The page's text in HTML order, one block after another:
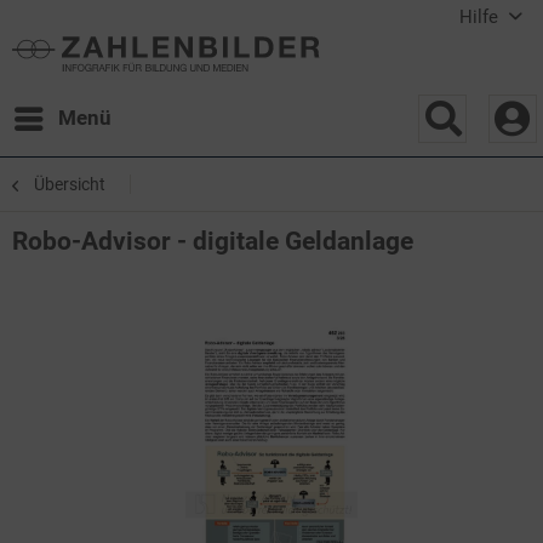
Hilfe
Menü
Übersicht
Robo-Advisor - digitale Geldanlage